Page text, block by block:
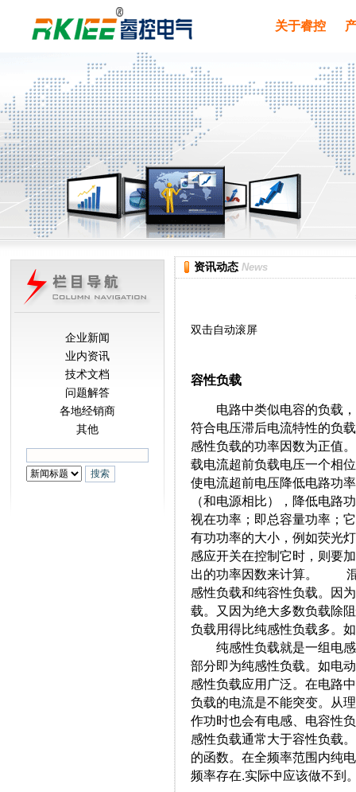
关于睿控
企业新闻
业内资讯
技术文档
问题解答
各地经销商
其他
资讯动态 News
双击自动滚屏
容性负载
电路中类似电容的负载，
符合电压滞后电流特性的负
感性负载的功率因数为正
载电流超前负载电压一个相
使电流超前电压降低电路功
（和电源相比），降低电
视在功率；即总容量功率；
有功功率的大小，例如荧光
感应开关在控制它时，则要
出的功率因数来计算。 混
感性负载和纯容性负载。因
载。又因为绝大多数负载除
负载用得比纯感性负载多。
纯感性负载就是一组电感
部分即为纯感性负载。如电
感性负载应用广泛。在电路
负载的电流是不能突变。从
作功时也会有电感、电容性
感性负载通常大于容性负载
的函数。在全频率范围内
频率存在.实际中应该做不到